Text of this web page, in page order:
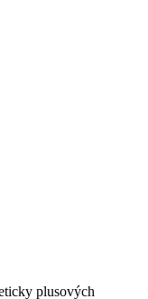
plusových